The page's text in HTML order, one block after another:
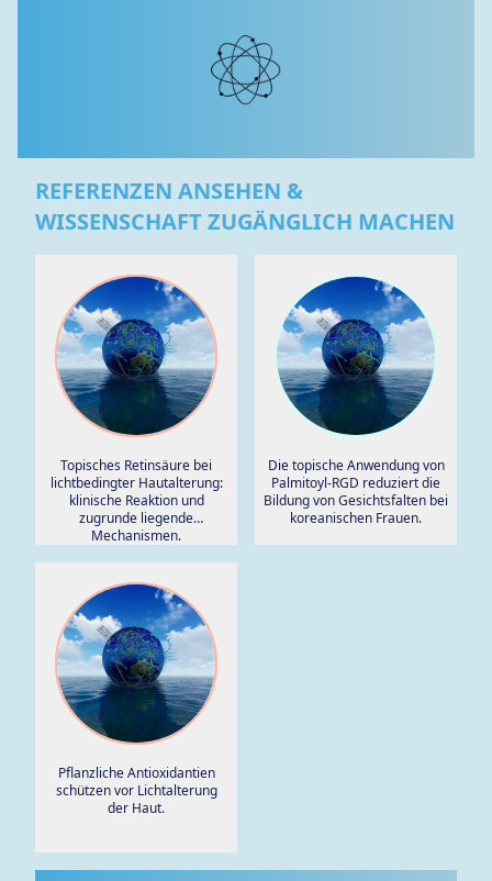
REFERENZEN ANSEHEN &
WISSENSCHAFT ZUGÄNGLICH MACHEN
Topisches Retinsäure bei
lichtbedingter Hautalterung:
klinische Reaktion und
zugrunde liegende
Mechanismen.
Die topische Anwendung von
Palmitoyl-RGD reduziert die
Bildung von Gesichtsfalten bei
koreanischen Frauen.
Pflanzliche Antioxidantien
schützen vor Lichtalterung
der Haut.